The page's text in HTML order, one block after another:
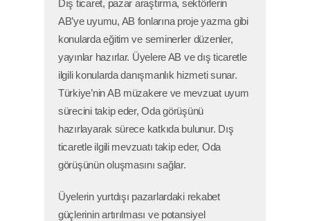
Dış ticaret, pazar araştırma, sektörlerin
AB’ye uyumu, AB fonlarına proje yazma gibi
konularda eğitim ve seminerler düzenler,
yayınlar hazırlar. Üyelere AB ve dış ticaretle
ilgili konularda danışmanlık hizmeti sunar.
Türkiye’nin AB müzakere ve mevzuat uyum
sürecini takip eder, Oda görüşünü
hazırlayarak sürece katkıda bulunur. Dış
ticaretle ilgili mevzuatı takip eder, Oda
görüşünün oluşmasını sağlar.
Üyelerin yurtdışı pazarlardaki rekabet
güçlerinin artırılması ve potansiyel